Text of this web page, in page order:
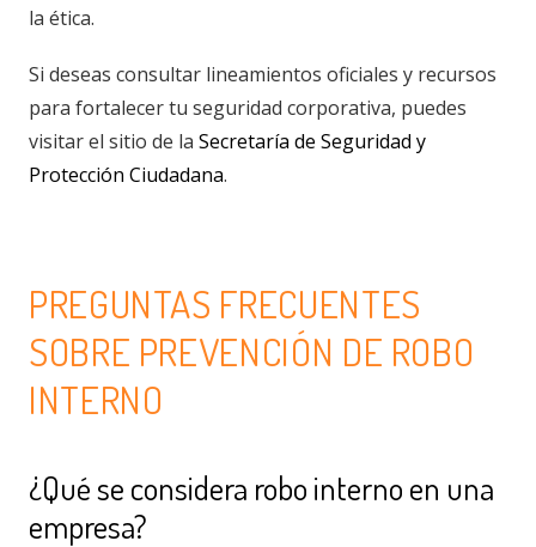
la ética.
Si deseas consultar lineamientos oficiales y recursos
para fortalecer tu seguridad corporativa, puedes
visitar el sitio de la Secretaría de Seguridad y
Protección Ciudadana.
PREGUNTAS FRECUENTES
SOBRE PREVENCIÓN DE ROBO
INTERNO
¿Qué se considera robo interno en una
empresa?